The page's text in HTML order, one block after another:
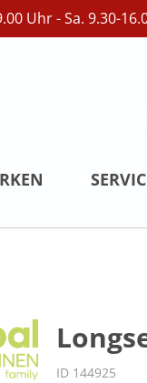
Uhr - Sa. 9.30-
ID 144925